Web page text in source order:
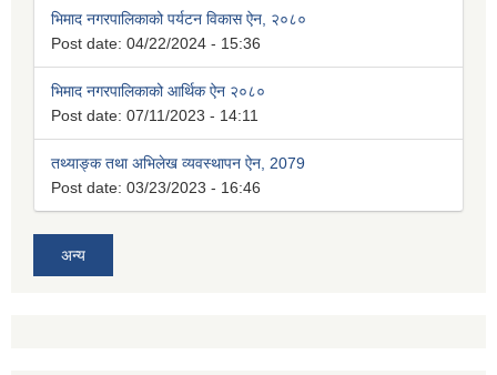
भिमाद नगरपालिकाको पर्यटन विकास ऐन, २०८०
Post date: 04/22/2024 - 15:36
भिमाद नगरपालिकाको आर्थिक ऐन २०८०
Post date: 07/11/2023 - 14:11
तथ्याङ्क तथा अभिलेख व्यवस्थापन ऐन, 2079
Post date: 03/23/2023 - 16:46
अन्य